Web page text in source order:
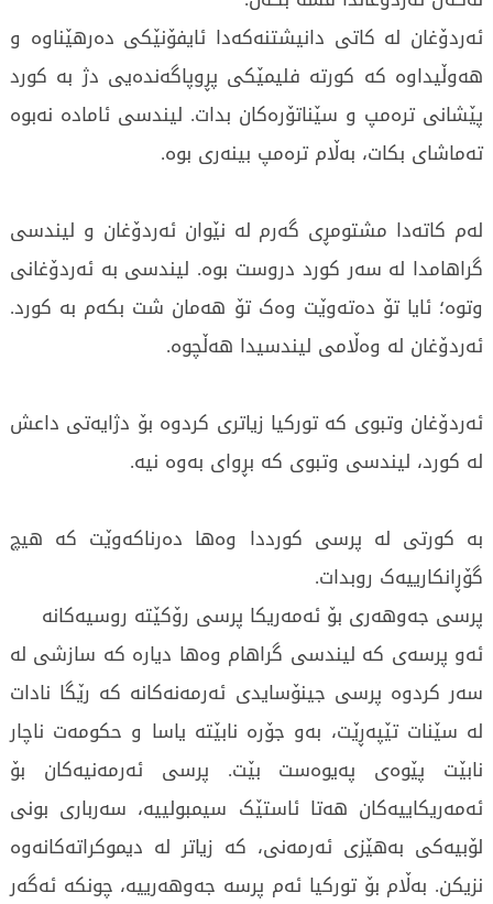
ئەردۆغان لە کاتی دانیشتنەکەدا ئایفۆنێکی دەرهێناوە و
هەوڵیداوە کە کورتە فلیمێکی پڕوپاگەندەیی دژ بە کورد
پێشانی ترەمپ و سێناتۆرەکان بدات. لیندسی ئامادە نەبوە
تەماشای بکات، بەڵام ترەمپ بینەری بوە.
لەم کاتەدا مشتومڕی گەرم لە نێوان ئەردۆغان و لیندسی
گراهامدا لە سەر کورد دروست بوە. لیندسی بە ئەردۆغانی
وتوە؛ ئایا تۆ دەتەوێت وەک تۆ هەمان شت بکەم بە کورد.
ئەردۆغان لە وەڵامی لیندسیدا هەڵچوە.
ئەردۆغان وتبوی کە تورکیا زیاتری کردوە بۆ دژایەتی داعش
لە کورد، لیندسی وتبوی کە بڕوای بەوە نیە.
بە کورتی لە پرسی کورددا وەها دەرناکەوێت کە هیچ
گۆڕانکارییەک روبدات.
پرسی جەوهەری بۆ ئەمەریکا پرسی رۆکێتە روسیەکانە
ئەو پرسەی کە لیندسی گراهام وەها دیارە کە سازشی لە
سەر کردوە پرسی جینۆسایدی ئەرمەنەکانە کە رێگا نادات
لە سێنات تێپەڕێت، بەو جۆرە نابێتە یاسا و حکومەت ناچار
نابێت پێوەى پەیوەست بێت. پرسی ئەرمەنیەکان بۆ
ئەمەریکاییەکان هەتا ئاستێک سیمبولییە، سەرباری بونی
لۆبیەکی بەهێزی ئەرمەنی، کە زیاتر لە دیموکراتەکانەوە
نزیکن. بەڵام بۆ تورکیا ئەم پرسە جەوهەرییە، چونکە ئەگەر